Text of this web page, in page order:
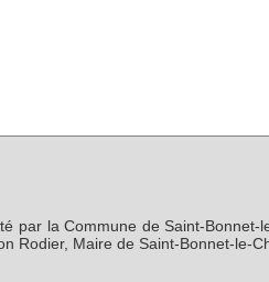
par la Commune de Saint-
Rodier, Maire de Saint-Bonnet-le-